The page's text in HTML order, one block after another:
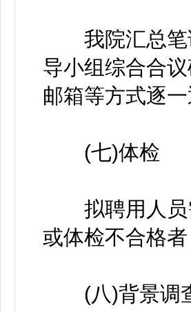
我院汇总笔
导小组综合合
邮箱等方式逐一
(七)体检
拟聘用人员
或体检不合格
(八)背景调